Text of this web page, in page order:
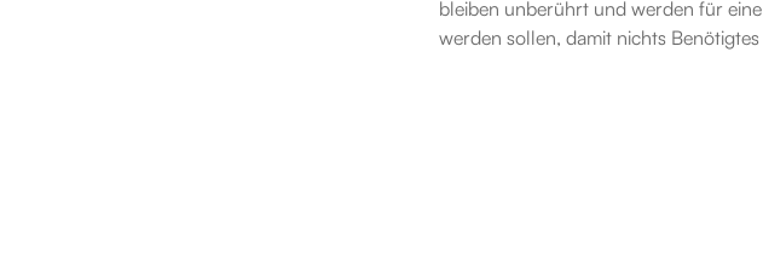
bleiben unberührt und werden für
werden sollen, damit nichts